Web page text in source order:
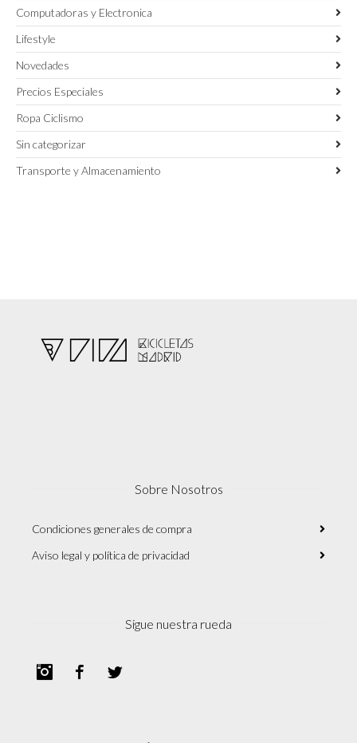
Computadoras y Electronica
Lifestyle
Novedades
Precios Especiales
Ropa Ciclismo
Sin categorizar
Transporte y Almacenamiento
Sobre Nosotros
Condiciones generales de compra
Aviso legal y política de privacidad
Sigue nuestra rueda
InstagramFacebook